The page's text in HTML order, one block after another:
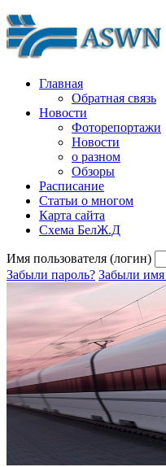
Главная
Обратная связь
Новости
Фоторепортажи
Новости
о разном
Обзоры
Расписание
Статьи о многом
Карта сайта
Схема БелЖ.Д
Имя пользователя (логин)
Забыли пароль? Забыли имя